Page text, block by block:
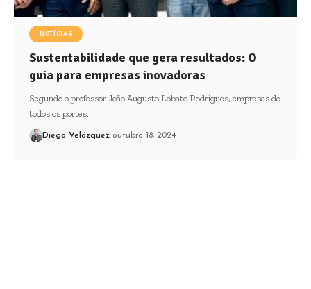
NOTÍCIAS
Sustentabilidade que gera resultados: O
guia para empresas inovadoras
Segundo o professor João Augusto Lobato Rodrigues, empresas de
todos os portes…
Diego Velázquez outubro 18, 2024